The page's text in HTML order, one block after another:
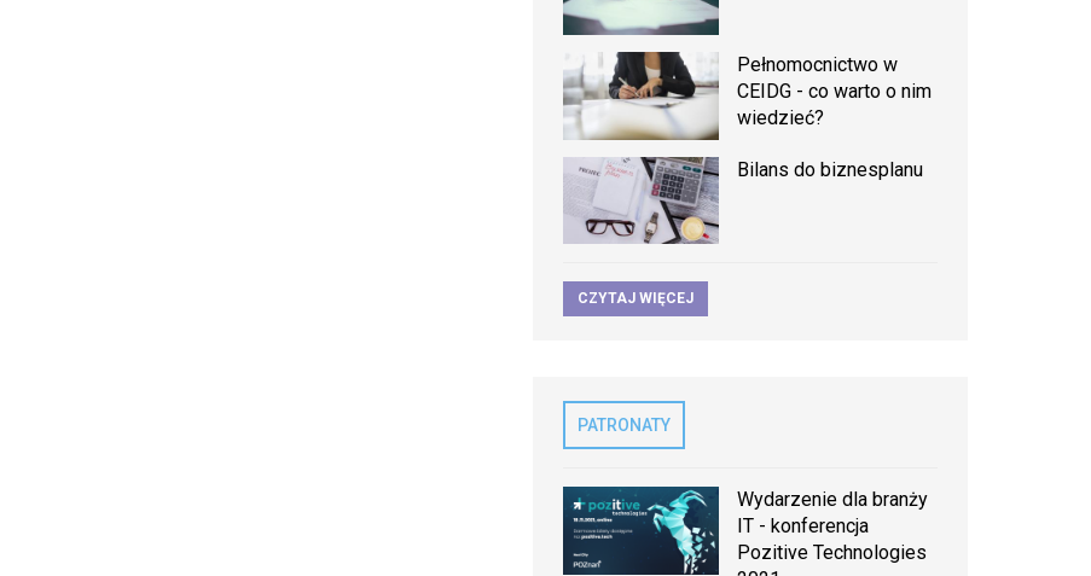
Pełnomocnictwo w
CEIDG - co warto o nim
wiedzieć?
Bilans do biznesplanu
CZYTAJ WIĘCEJ
PATRONATY
Wydarzenie dla branży
IT - konferencja
Pozitive Technologies